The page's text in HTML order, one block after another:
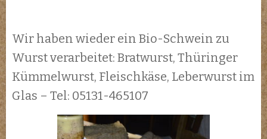
Wir haben wieder ein Bio-Schwein zu
Wurst verarbeitet: Bratwurst, Thüringer
Kümmelwurst, Fleischkäse, Leberwurst im
Glas – Tel: 05131-465107